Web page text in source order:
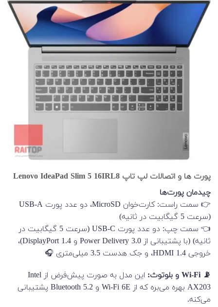
پورت ها و اتصالات لپ تاپ Lenovo IdeaPad Slim 5 16IRL8
چیدمان پورت‌ها
👉 سمت راست: کارت‌خوان MicroSD، دو عدد پورت USB-A
(سرعت 5 گیگابیت در ثانیه)
👈 سمت چپ: دو عدد پورت USB-C (سرعت 5 گیگابیت در
ثانیه) (با پشتیبانی از Power Delivery 3.0 و DisplayPort 1.4)،
خروجی HDMI 1.4، و جک هدست 3.5 میلی‌متری 🎧
📡 Wi-Fi و بلوتوث:
این مدل به صورت پیش‌فرض از Intel
AX203 بهره می‌بره که از Wi-Fi 6E و Bluetooth 5.2 پشتیبانی
می‌کنه.